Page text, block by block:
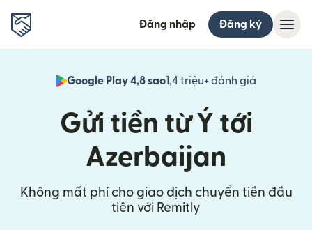
Đăng nhập Đăng ký
Google Play 4,8 sao1,4 triệu+ đánh giá
Gửi tiền từ Ý tới
Azerbaijan
Không mất phí cho giao dịch chuyển tiền đầu
tiên với Remitly